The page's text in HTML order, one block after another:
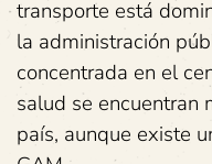
transporte está
la administración
concentrada en el
salud se encuentran
país, aunque existe